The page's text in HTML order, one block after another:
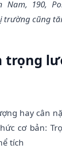
Nam, 190,
trường cũng
trọng
hay cân
cơ bản:
tích